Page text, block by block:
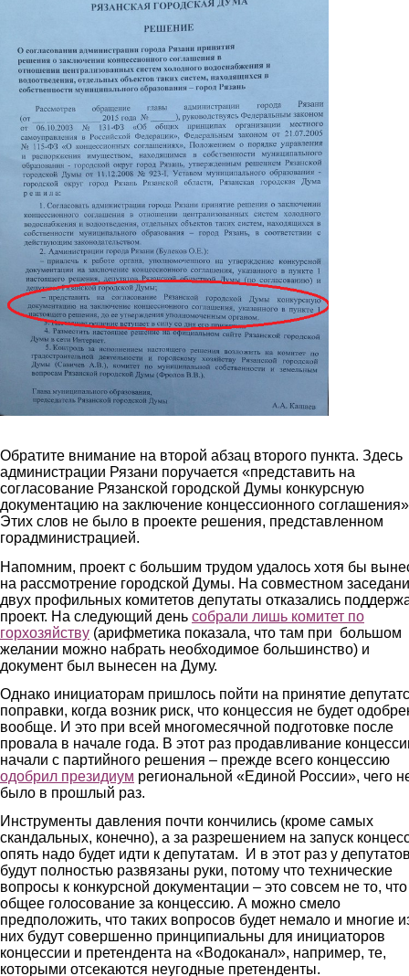
Обратите внимание на второй абзац второго пункта. Здесь
администрации Рязани поручается «представить на
согласование Рязанской городской Думы конкурсную
документацию на заключение концессионного
Этих слов не было в проекте решения, представленном
горадминистрацией.
Напомним, проект с большим трудом удалось хотя бы
на рассмотрение городской Думы. На совместном
двух профильных комитетов депутаты отказались
проект. На следующий день собрали лишь комитет по
горхозяйству (арифметика показала, что там при большом
желании можно набрать необходимое большинство) и
документ был вынесен на Думу.
Однако инициаторам пришлось пойти на принятие
поправки, когда возник риск, что концессия не будет
вообще. И это при всей многомесячной подготовке после
провала в начале года. В этот раз продавливание
начали с партийного решения – прежде всего концессию
одобрил президиум региональной «Единой России», чего
было в прошлый раз.
Инструменты давления почти кончились (кроме самых
скандальных, конечно), а за разрешением на запуск
опять надо будет идти к депутатам. И в этот раз у
будут полностью развязаны руки, потому что технические
вопросы к конкурсной документации – это совсем не то, что
общее голосование за концессию. А можно смело
предположить, что таких вопросов будет немало и многие
них будут совершенно принципиальны для инициаторов
концессии и претендента на «Водоканал», например, те,
которыми отсекаются неугодные претенденты.